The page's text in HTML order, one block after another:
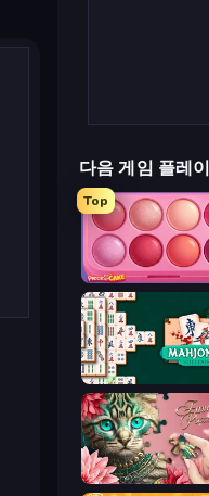
다음 게임 플레이
Top
Mahjongg Solitaire
Favorite Puzzles